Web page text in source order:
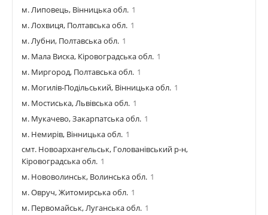
м. Липовець, Вінницька обл. 1
м. Лохвиця, Полтавська обл. 1
м. Лубни, Полтавська обл. 1
м. Мала Виска, Кіровоградська обл. 1
м. Миргород, Полтавська обл. 1
м. Могилів-Подільський, Вінницька обл. 1
м. Мостиська, Львівська обл. 1
м. Мукачево, Закарпатська обл. 1
м. Немирів, Вінницька обл. 1
смт. Новоархангельськ, Голованівський р-н,
Кіровоградська обл. 1
м. Нововолинськ, Волинська обл. 1
м. Овруч, Житомирська обл. 1
м. Первомайськ, Луганська обл. 1